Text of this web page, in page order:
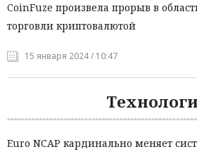
CoinFuze произвела прорыв в
торговли криптовалютой
15 января 2024 / 10:47
Euro NCAP кардинально меняет